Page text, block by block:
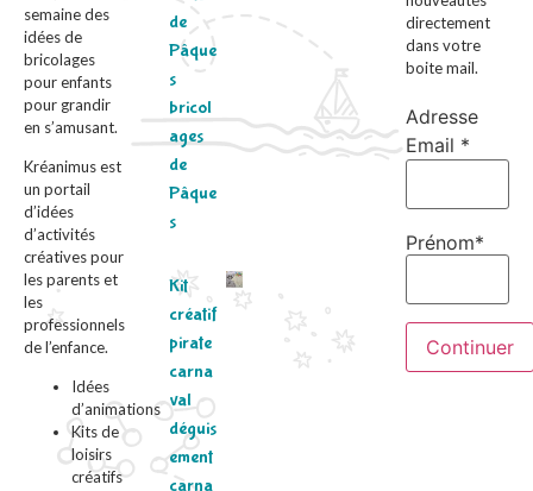
semaine des
idées de
bricolages
pour enfants
pour grandir
en s’amusant.
Kréanimus est
un portail
d’idées
d’activités
créatives pour
les parents et
les
professionnels
de l’enfance.
Idées
d’animations
Kits de
loisirs
créatifs
de
Pâque
s
bricol
ages
de
Pâque
s
Kit
créatif
pirate
carna
val
déguis
ement
carna
directement
dans votre
boite mail.
Adresse
Email *
Prénom*